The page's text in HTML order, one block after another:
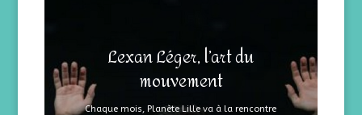
Lexan Léger, l’art du
mouvement
Chaque mois, Planète Lille va à la rencontre